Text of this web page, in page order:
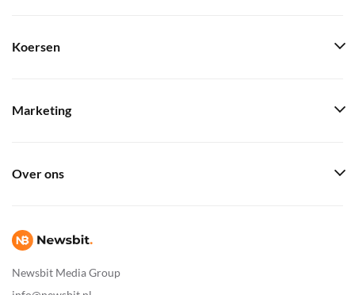
Newsbit Media Group
Koersen
Marketing
Over ons